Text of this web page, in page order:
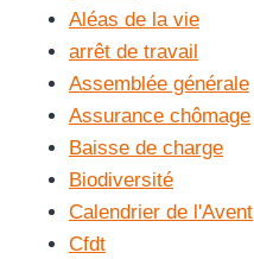
Aléas de la vie
arrêt de travail
Assemblée générale
Assurance chômage
Baisse de charge
Biodiversité
Calendrier de l'Avent
Cfdt